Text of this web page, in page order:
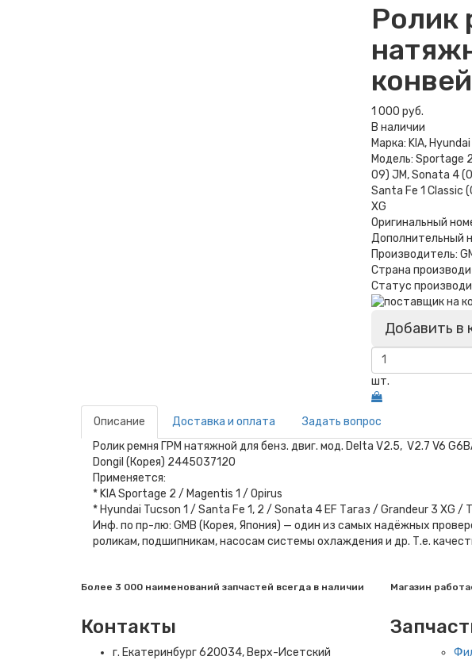
Ролик
1 000 руб.
В наличии
Марка: KIA, Hyundai
Модель: Sportage
09) JM, Sonata 4
Santa Fe 1 Classic
XG
Оригинальный
Дополнительный
Производитель:
Страна
Статус
Добавить в
шт.
Описание Доставка и оплата
Задать вопрос
Ролик ремня ГРМ натяжной для бенз. двиг. мод. Delta V2.5, V2.7 V6
Dongil (Корея) 2445037120
Применяется:
* KIA Sportage 2 / Magentis 1 / Opirus
* Hyundai Tucson 1 / Santa Fe 1, 2 / Sonata 4 EF Тагаз / Grandeur 3 XG /
Инф. по пр-лю: GMB (Корея, Япония) — один из самых надёжных
роликам, подшипникам, насосам системы охлаждения и др. Т.е.
Более 3 000 наименований запчастей всегда в наличии Магазин
Контакты
г. Екатеринбург​ 620034, Верх-Исетский